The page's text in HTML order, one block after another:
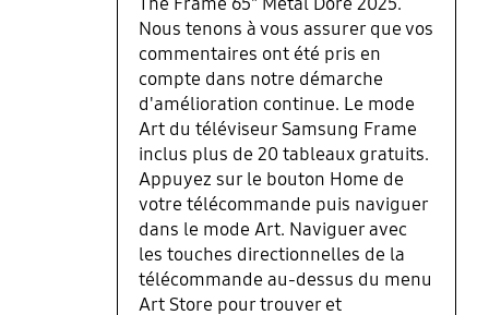
Nous tenons à vous assurer que vos
commentaires ont été pris en
compte dans notre démarche
d'amélioration continue. Le mode
Art du téléviseur Samsung Frame
inclus plus de 20 tableaux gratuits.
Appuyez sur le bouton Home de
votre télécommande puis naviguer
dans le mode Art. Naviguer avec
les touches directionnelles de la
télécommande au-dessus du menu
Art Store pour trouver et